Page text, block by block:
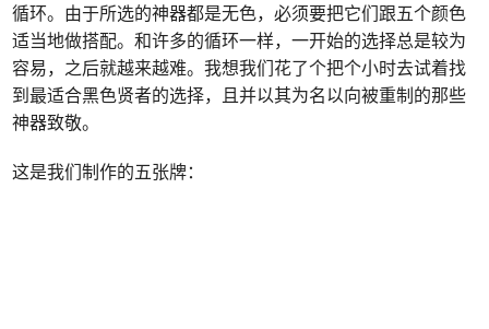
循环。由于所选的神器都是无色，必须要把它们跟五个颜色
适当地做搭配。和许多的循环一样，一开始的选择总是较为
容易，之后就越来越难。我想我们花了个把个小时去试着找
到最适合黑色贤者的选择，且并以其为名以向被重制的那些
神器致敬。
这是我们制作的五张牌：